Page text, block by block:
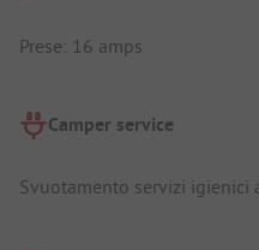
Prese: 16 amps
Camper service
Svuotamento servizi igienici